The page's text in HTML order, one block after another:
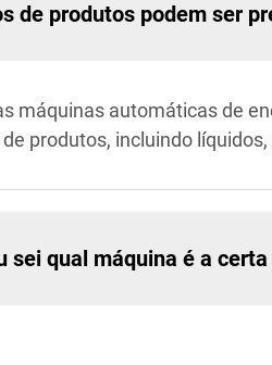
de produtos podem ser
máquinas automáticas de
produtos, incluindo
sei qual máquina é a